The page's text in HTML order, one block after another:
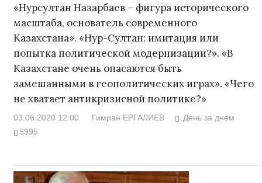
«Нурсултан Назарбаев – фигура исторического
масштаба, основатель современного
Казахстана». «Нур-Султан: имитация или
попытка политической модернизации?». «В
Казахстане очень опасаются быть
замешанными в геополитических играх». «Чего
не хватает антикризисной политике?»
03.06.2020 12:00 Гимран ЕРГАЛИЕВ
День за днем
5995